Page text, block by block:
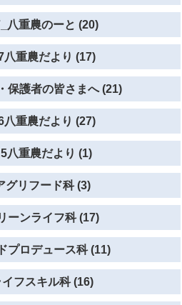
八重農のーと (20)
八重農だより (17)
保護者の皆さまへ (21)
八重農だより (27)
八重農だより (1)
グリフード科 (3)
ーンライフ科 (17)
プロデュース科 (11)
イフスキル科 (16)